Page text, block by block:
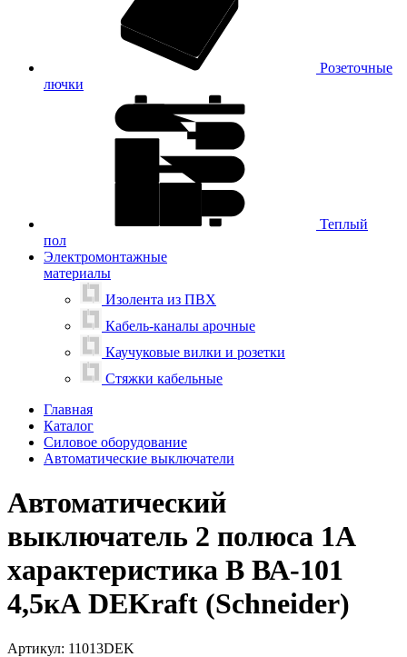
Розеточные
лючки
Теплый
пол
Электромонтажные
материалы
Изолента из ПВХ
Кабель-каналы арочные
Каучуковые вилки и розетки
Стяжки кабельные
Главная
Каталог
Силовое оборудование
Автоматические выключатели
Автоматический
выключатель 2 полюса 1А
характеристика B ВА-101
4,5кА DEKraft (Schneider)
Артикул: 11013DEK